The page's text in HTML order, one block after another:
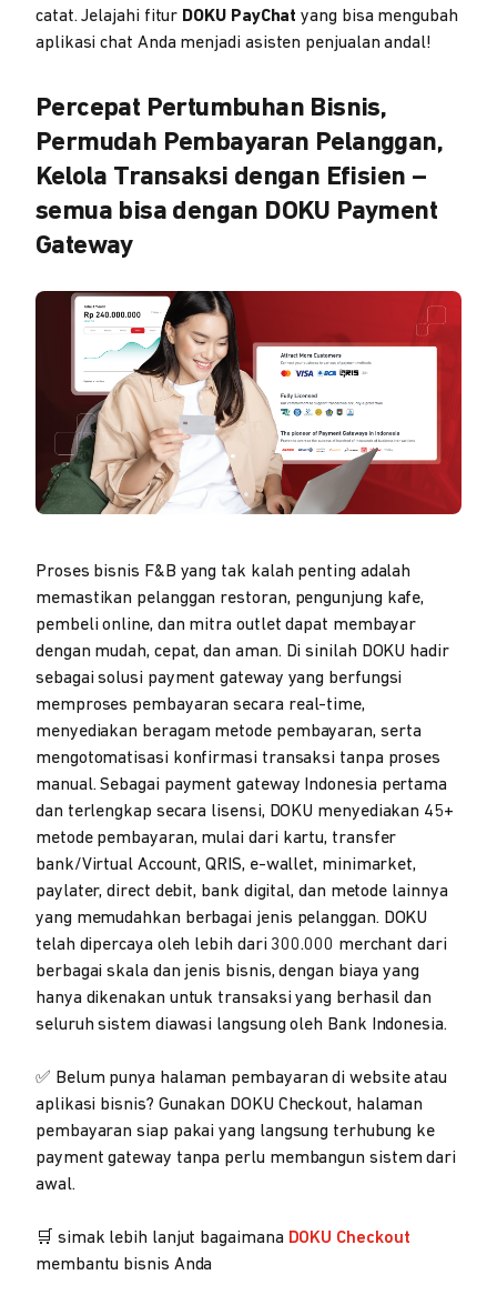
catat. Jelajahi fitur DOKU PayChat yang bisa mengubah
aplikasi chat Anda menjadi asisten penjualan andal!
Percepat Pertumbuhan Bisnis,
Permudah Pembayaran Pelanggan,
Kelola Transaksi dengan Efisien –
semua bisa dengan DOKU Payment
Gateway
Proses bisnis F&B yang tak kalah penting adalah
memastikan pelanggan restoran, pengunjung kafe,
pembeli online, dan mitra outlet dapat membayar
dengan mudah, cepat, dan aman. Di sinilah DOKU hadir
sebagai solusi payment gateway yang berfungsi
memproses pembayaran secara real-time,
menyediakan beragam metode pembayaran, serta
mengotomatisasi konfirmasi transaksi tanpa proses
manual. Sebagai payment gateway Indonesia pertama
dan terlengkap secara lisensi, DOKU menyediakan 45+
metode pembayaran, mulai dari kartu, transfer
bank/Virtual Account, QRIS, e-wallet, minimarket,
paylater, direct debit, bank digital, dan metode lainnya
yang memudahkan berbagai jenis pelanggan. DOKU
telah dipercaya oleh lebih dari 300.000 merchant dari
berbagai skala dan jenis bisnis, dengan biaya yang
hanya dikenakan untuk transaksi yang berhasil dan
seluruh sistem diawasi langsung oleh Bank Indonesia.
✅ Belum punya halaman pembayaran di website atau
aplikasi bisnis? Gunakan DOKU Checkout, halaman
pembayaran siap pakai yang langsung terhubung ke
payment gateway tanpa perlu membangun sistem dari
awal.
🛒 simak lebih lanjut bagaimana DOKU Checkout
membantu bisnis Anda